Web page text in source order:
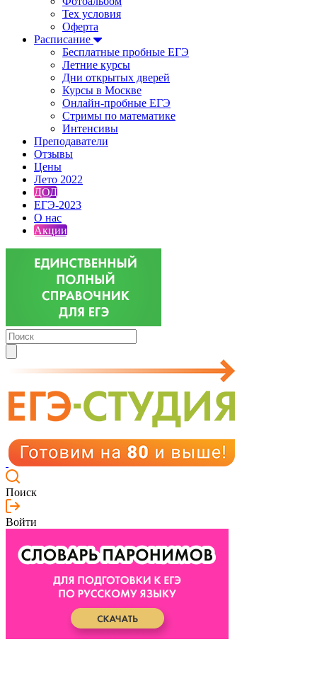
Тех условия
Оферта
Расписание
Бесплатные пробные ЕГЭ
Летние курсы
Дни открытых дверей
Курсы в Москве
Онлайн-пробные ЕГЭ
Стримы по математике
Интенсивы
Преподаватели
Отзывы
Цены
Лето 2022
ДОД
ЕГЭ-2023
О нас
Акции
Поиск
Войти